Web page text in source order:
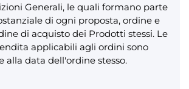
Generali, le quali formano parte
di ogni proposta, ordine e
di acquisto dei Prodotti stessi. Le
applicabili agli ordini sono
alla data dell'ordine stesso.